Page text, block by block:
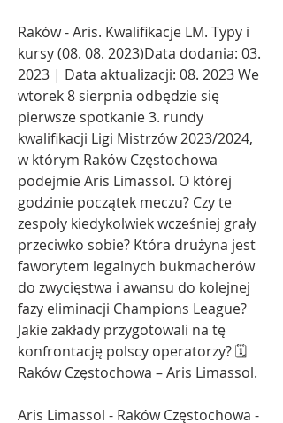
Raków - Aris. Kwalifikacje LM. Typy i
kursy (08. 08. 2023)Data dodania: 03.
2023 | Data aktualizacji: 08. 2023 We
wtorek 8 sierpnia odbędzie się
pierwsze spotkanie 3. rundy
kwalifikacji Ligi Mistrzów 2023/2024,
w którym Raków Częstochowa
podejmie Aris Limassol. O której
godzinie początek meczu? Czy te
zespoły kiedykolwiek wcześniej grały
przeciwko sobie? Która drużyna jest
faworytem legalnych bukmacherów
do zwycięstwa i awansu do kolejnej
fazy eliminacji Champions League?
Jakie zakłady przygotowali na tę
konfrontację polscy operatorzy? 🗓️
Raków Częstochowa – Aris Limassol.
Aris Limassol - Raków Częstochowa -